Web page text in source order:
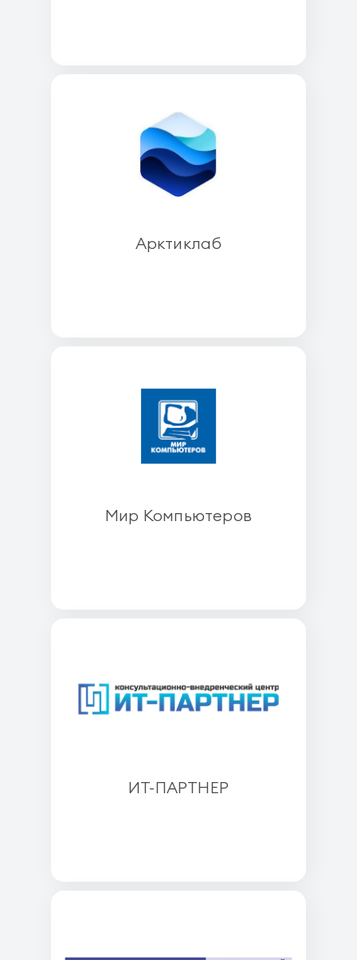
Арктиклаб
Мир Компьютеров
ИТ-ПАРТНЕР